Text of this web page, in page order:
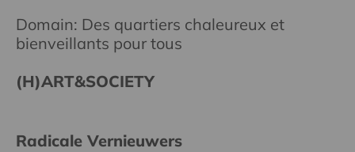
Domain: Des quartiers chaleureux et
bienveillants pour tous
(H)ART&SOCIETY
Radicale Vernieuwers